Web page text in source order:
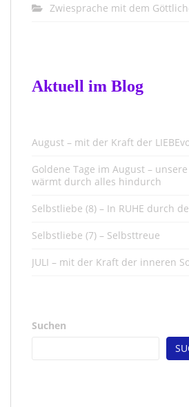
Zwiesprache mit dem
Aktuell im Blog
August – mit der Kraft der
Goldene Tage im August –
wärmt durch alles hindurch
Selbstliebe (8) – In RUHE durch
Selbstliebe (7) – Selbsttreue
JULI – mit der Kraft der inneren
Suchen